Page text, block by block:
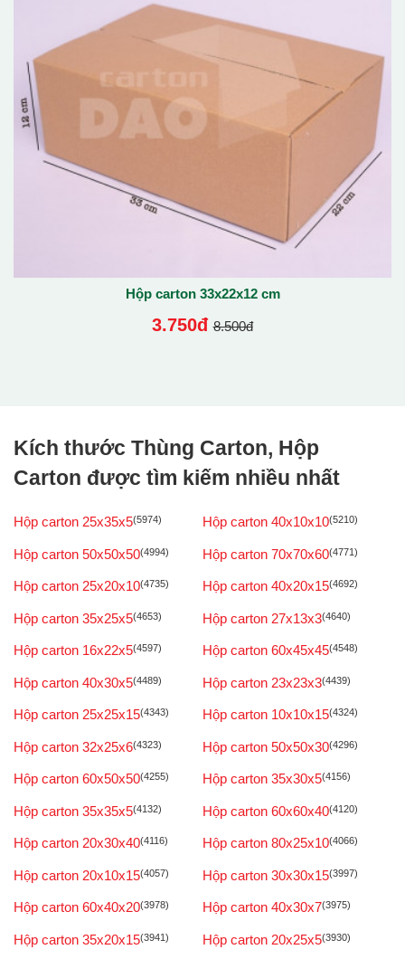
Hộp carton 33x22x12 cm
3.750đ 8.500đ
Kích thước Thùng Carton, Hộp
Carton được tìm kiếm nhiều nhất
Hộp carton 25x35x5(5974) Hộp carton 40x10x10(5210)
Hộp carton 50x50x50(4994) Hộp carton 70x70x60(4771)
Hộp carton 25x20x10(4735) Hộp carton 40x20x15(4692)
Hộp carton 35x25x5(4653) Hộp carton 27x13x3(4640)
Hộp carton 16x22x5(4597) Hộp carton 60x45x45(4548)
Hộp carton 40x30x5(4489) Hộp carton 23x23x3(4439)
Hộp carton 25x25x15(4343) Hộp carton 10x10x15(4324)
Hộp carton 32x25x6(4323) Hộp carton 50x50x30(4296)
Hộp carton 60x50x50(4255) Hộp carton 35x30x5(4156)
Hộp carton 35x35x5(4132) Hộp carton 60x60x40(4120)
Hộp carton 20x30x40(4116) Hộp carton 80x25x10(4066)
Hộp carton 20x10x15(4057) Hộp carton 30x30x15(3997)
Hộp carton 60x40x20(3978) Hộp carton 40x30x7(3975)
Hộp carton 35x20x15(3941) Hộp carton 20x25x5(3930)